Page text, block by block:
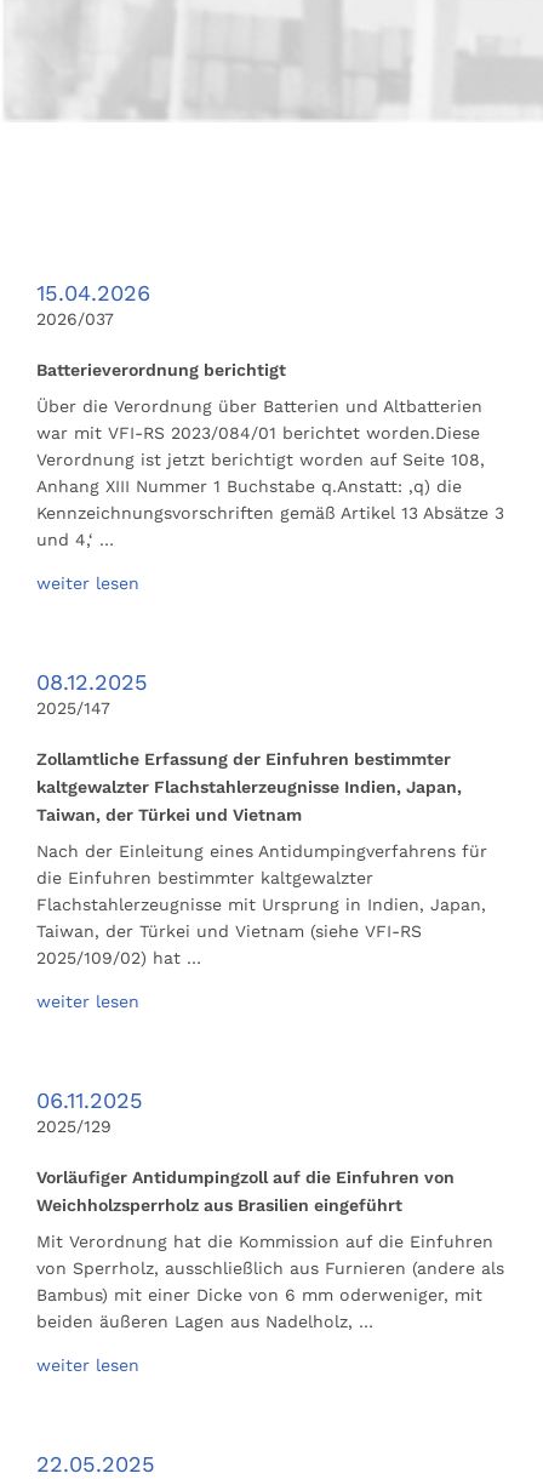
15.04.2026
2026/037
Batterieverordnung berichtigt
Über die Verordnung über Batterien und Altbatterien
war mit VFI-RS 2023/084/01 berichtet worden.Diese
Verordnung ist jetzt berichtigt worden auf Seite 108,
Anhang XIII Nummer 1 Buchstabe q.Anstatt: ‚q) die
Kennzeichnungsvorschriften gemäß Artikel 13 Absätze 3
und 4,‘ …
weiter lesen
08.12.2025
2025/147
Zollamtliche Erfassung der Einfuhren bestimmter
kaltgewalzter Flachstahlerzeugnisse Indien, Japan,
Taiwan, der Türkei und Vietnam
Nach der Einleitung eines Antidumpingverfahrens für
die Einfuhren bestimmter kaltgewalzter
Flachstahlerzeugnisse mit Ursprung in Indien, Japan,
Taiwan, der Türkei und Vietnam (siehe VFI-RS
2025/109/02) hat …
weiter lesen
06.11.2025
2025/129
Vorläufiger Antidumpingzoll auf die Einfuhren von
Weichholzsperrholz aus Brasilien eingeführt
Mit Verordnung hat die Kommission auf die Einfuhren
von Sperrholz, ausschließlich aus Furnieren (andere als
Bambus) mit einer Dicke von 6 mm oderweniger, mit
beiden äußeren Lagen aus Nadelholz, …
weiter lesen
22.05.2025